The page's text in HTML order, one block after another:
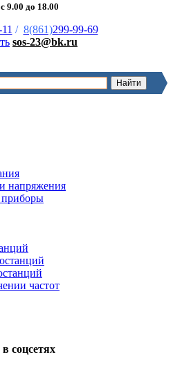
с 9.00 до 18.00
/ 8(861)299-99-69
sos-23@bk.ru
напряжения
приборы
частот
соцсетях